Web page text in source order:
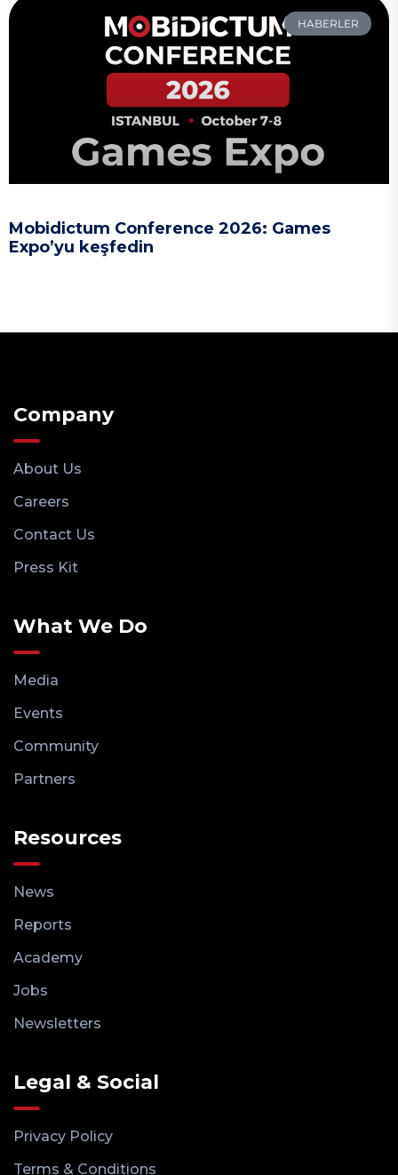
HABERLER
Mobidictum Conference 2026: Games
Expo’yu keşfedin
Company
About Us
Careers
Contact Us
Press Kit
What We Do
Media
Events
Community
Partners
Resources
News
Reports
Academy
Jobs
Newsletters
Legal & Social
Privacy Policy
Terms & Conditions